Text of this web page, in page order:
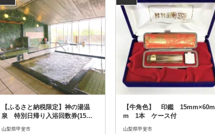
【ふるさと納税限定】神の湯温
泉 特別日帰り入浴回数券(15回
山梨県甲斐市
【牛角色】 印鑑 15mm×60m
m 1本 ケース付
山梨県甲斐市